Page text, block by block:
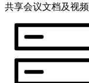
共享会议文档及视频